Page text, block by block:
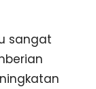
sangat